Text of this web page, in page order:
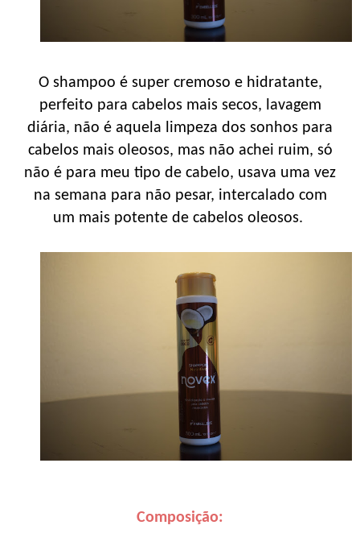
O shampoo é super cremoso e hidratante,
perfeito para cabelos mais secos, lavagem
diária, não é aquela limpeza dos sonhos para
cabelos mais oleosos, mas não achei ruim, só
não é para meu tipo de cabelo, usava uma vez
na semana para não pesar, intercalado com
um mais potente de cabelos oleosos.
Composição: